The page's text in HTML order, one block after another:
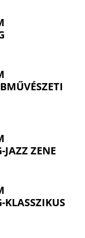
JAZZ ZENE
KLASSZIKUS